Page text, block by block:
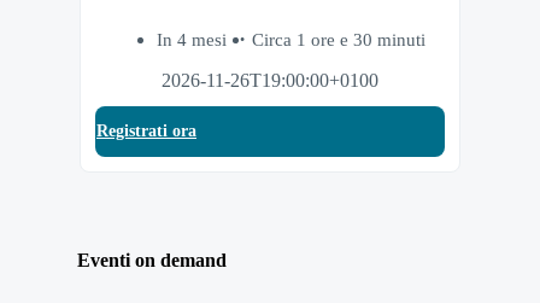
In 4 mesi
Circa 1 ore e 30 minuti
2026-11-26T19:00:00+0100
Registrati ora
Eventi on demand